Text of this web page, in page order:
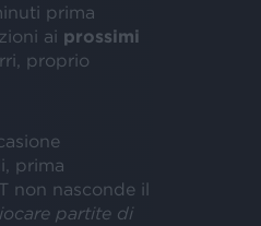
prima
ai prossimi
proprio
prima
non nasconde il
partite di